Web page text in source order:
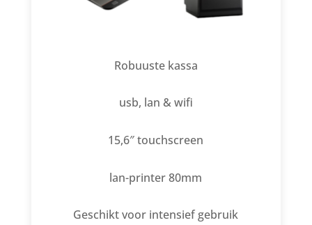
Robuuste kassa
usb, lan & wifi
15,6″ touchscreen
lan-printer 80mm
Geschikt voor intensief gebruik